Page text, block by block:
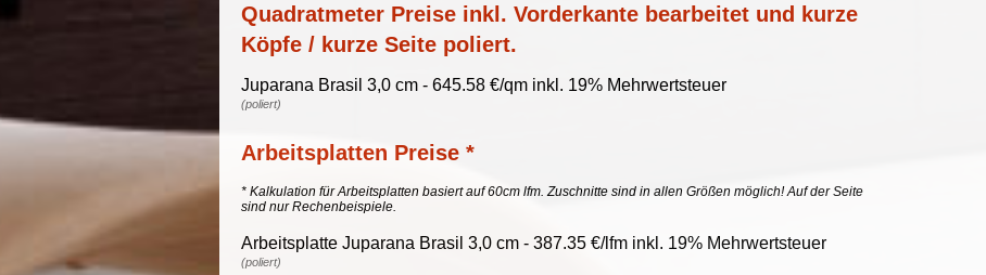
Quadratmeter Preise inkl. Vorderkante bearbeitet und kurze
Köpfe / kurze Seite poliert.
Juparana Brasil 3,0 cm - 645.58 €/qm inkl. 19% Mehrwertsteuer
(poliert)
Arbeitsplatten Preise *
* Kalkulation für Arbeitsplatten basiert auf 60cm lfm. Zuschnitte sind in allen Größen möglich! Auf der Seite
sind nur Rechenbeispiele.
Arbeitsplatte Juparana Brasil 3,0 cm - 387.35 €/lfm inkl. 19% Mehrwertsteuer
(poliert)